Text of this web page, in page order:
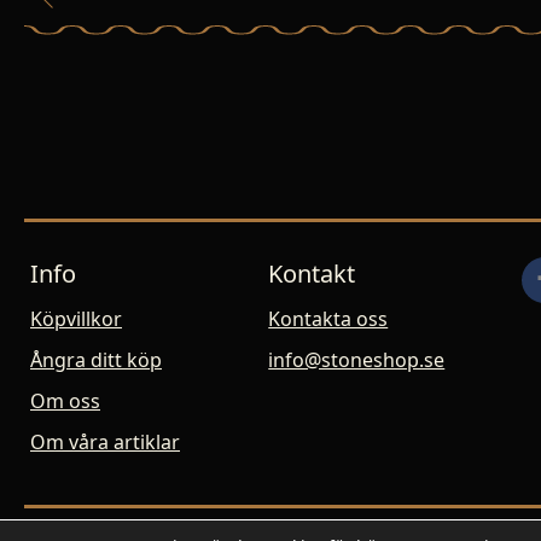
Info
Köpvillkor
Ångra ditt köp
Om oss
Om våra artiklar
Kontakt
Kontakta oss
info@stoneshop.se